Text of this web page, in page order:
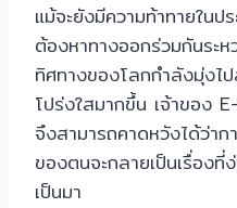
แม้จะยังมีความท้าทายใน
ต้องหาทางออกร่วมกันระ
ทิศทางของโลกกำลังมุ่งไ
โปร่งใสมากขึ้น เจ้าของ
จึงสามารถคาดหวังได้ว่า
ของตนจะกลายเป็นเรื่องที่
เป็นมา